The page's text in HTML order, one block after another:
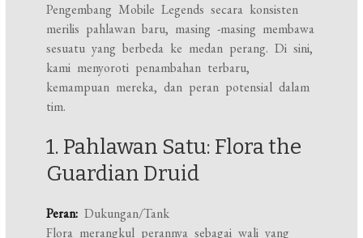
Pengembang Mobile Legends secara konsisten
merilis pahlawan baru, masing -masing membawa
sesuatu yang berbeda ke medan perang. Di sini,
kami menyoroti penambahan terbaru,
kemampuan mereka, dan peran potensial dalam
tim.
1. Pahlawan Satu: Flora the
Guardian Druid
Peran: Dukungan/Tank
Flora merangkul perannya sebagai wali yang